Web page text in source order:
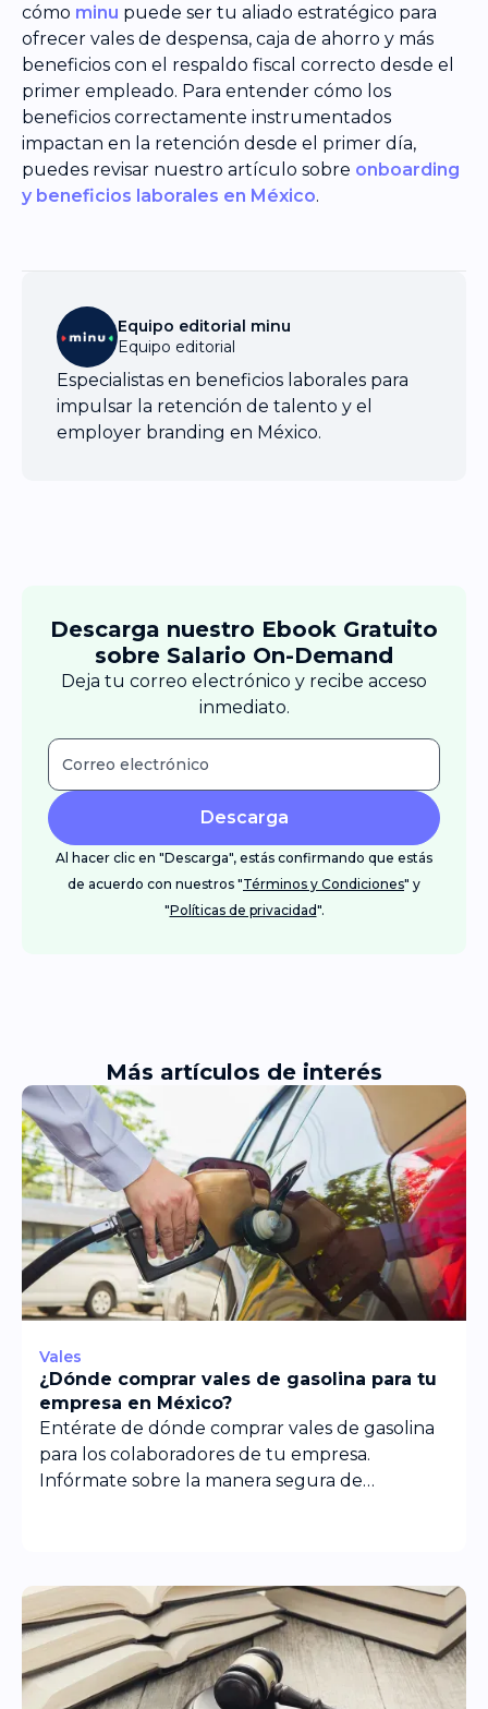
cómo minu puede ser tu aliado estratégico para
ofrecer vales de despensa, caja de ahorro y más
beneficios con el respaldo fiscal correcto desde el
primer empleado. Para entender cómo los
beneficios correctamente instrumentados
impactan en la retención desde el primer día,
puedes revisar nuestro artículo sobre onboarding
y beneficios laborales en México.
Equipo editorial minu
Equipo editorial
Especialistas en beneficios laborales para
impulsar la retención de talento y el
employer branding en México.
Descarga nuestro Ebook Gratuito
sobre Salario On-Demand
Deja tu correo electrónico y recibe acceso
inmediato.
Descarga
Al hacer clic en "Descarga", estás confirmando que estás
de acuerdo con nuestros "Términos y Condiciones" y
"Políticas de privacidad".
Más artículos de interés
Vales
¿Dónde comprar vales de gasolina para tu
empresa en México?
Entérate de dónde comprar vales de gasolina
para los colaboradores de tu empresa.
Infórmate sobre la manera segura de